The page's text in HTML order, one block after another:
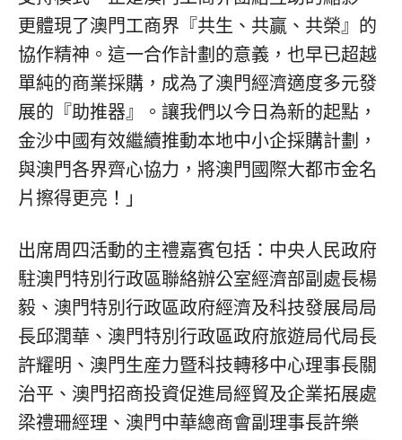
更體現了澳門工商界『共生、共贏、共榮』的
協作精神。這一合作計劃的意義，也早已超越
單純的商業採購，成為了澳門經濟適度多元發
展的『助推器』。讓我們以今日為新的起點，
金沙中國有效繼續推動本地中小企採購計劃，
與澳門各界齊心協力，將澳門國際大都市金名
片擦得更亮！」
出席周四活動的主禮嘉賓包括：中央人民政府
駐澳門特別行政區聯絡辦公室經濟部副處長楊
毅、澳門特別行政區政府經濟及科技發展局局
長邱潤華、澳門特別行政區政府旅遊局代局長
許耀明、澳門生産力暨科技轉移中心理事長關
治平、澳門招商投資促進局經貿及企業拓展處
梁禮珊經理、澳門中華總商會副理事長許樂